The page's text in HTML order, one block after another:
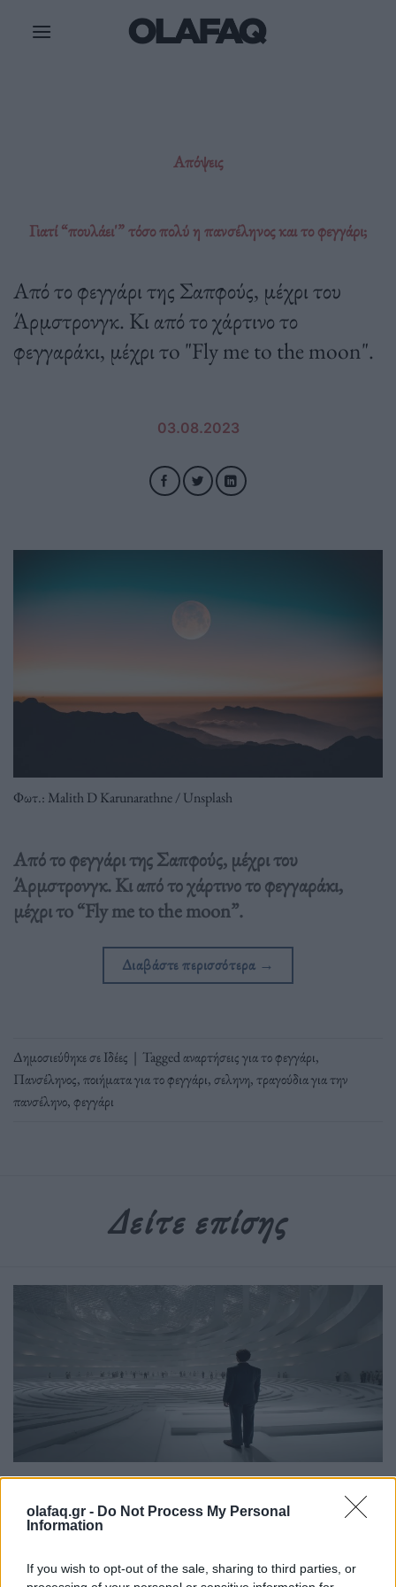
olafaq.gr - Do Not Process My Personal
Information
If you wish to opt-out of the sale, sharing to third parties, or
Απόψεις
Γιατί “πουλάει'” τόσο πολύ η πανσέληνος και το φεγγάρι;
Από το φεγγάρι της Σαπφούς, μέχρι του
Άρμστρονγκ. Κι από το χάρτινο το
φεγγαράκι, μέχρι τo "Fly me to the moon".
03.08.2023
Φωτ.: Malith D Karunarathne / Unsplash
Από το φεγγάρι της Σαπφούς, μέχρι του
Άρμστρονγκ. Κι από το χάρτινο το φεγγαράκι,
μέχρι τo “Fly me to the moon”.
Διαβάστε περισσότερα →
Δημοσιεύθηκε σεΙδέες | Taggedαναρτήσεις για το φεγγάρι,
Πανσέληνος,ποιήματα για το φεγγάρι,σεληνη,τραγούδια για την
πανσέληνο,φεγγάρι
Δείτε επίσης
Η μετριοπάθεια δεν κάνει θόρυβο, γι’ αυτό
24.04.26